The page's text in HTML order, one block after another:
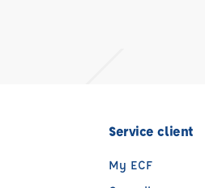
Service client
My ECF